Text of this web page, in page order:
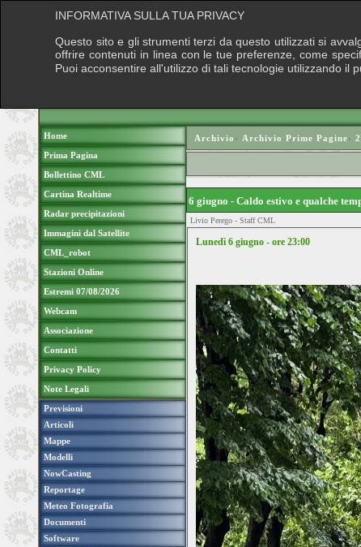
Home
Prima Pagina
Bollettino CML
Cartina Realtime
Radar precipitazioni
Immagini dal Satellite
CML_robot
Stazioni Online
Estremi 07/08/2026
Webcam
Associazione
Contatti
Privacy Policy
Note Legali
Previsioni
Articoli
Mappe
Modelli
NowCasting
Reportage
Meteo Fotografia
Documenti
Software
Archivio › Archivio Prime Pagine›
6 giugno - Caldo estivo e qualche
Livio Perego - Staff CML
Lunedì 6 giugno - ore 23:00
INFORMATIVA SULLA TUA PRIVACY
Questo sito e gli strumenti terzi da questo utilizzati si
offrire contenuti in linea con le tue preferenze, come
Puoi acconsentire all'utilizzo di tali tecnologie utilizzando il